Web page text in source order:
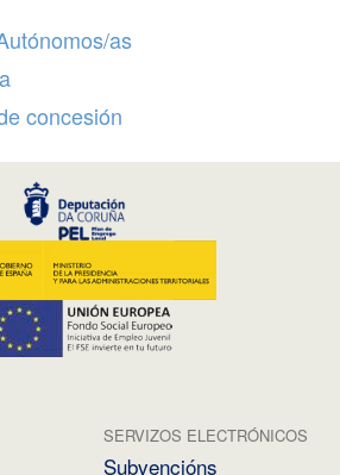
as
concesión
SERVIZOS ELECTRÓNICOS
Subvencións